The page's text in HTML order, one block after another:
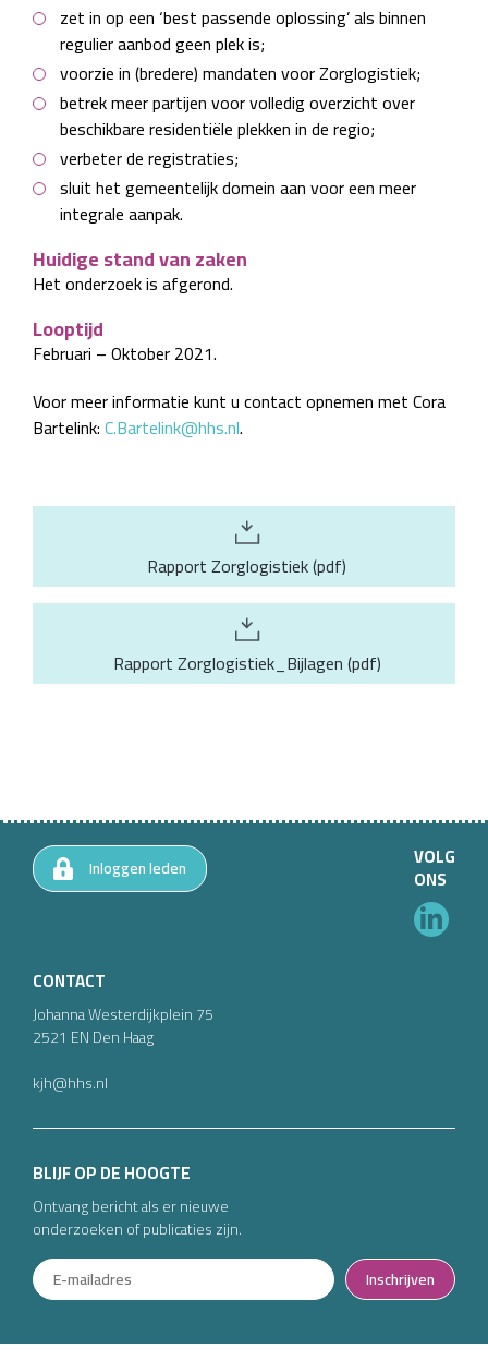
zet in op een ‘best passende oplossing’ als binnen
regulier aanbod geen plek is;
voorzie in (bredere) mandaten voor Zorglogistiek;
betrek meer partijen voor volledig overzicht over
beschikbare residentiële plekken in de regio;
verbeter de registraties;
sluit het gemeentelijk domein aan voor een meer
integrale aanpak.
Huidige stand van zaken
Het onderzoek is afgerond.
Looptijd
Februari – Oktober 2021.
Voor meer informatie kunt u contact opnemen met Cora
Bartelink:C.Bartelink@hhs.nl.
Rapport Zorglogistiek(pdf)
Rapport Zorglogistiek_Bijlagen(pdf)
CONTACT
Johanna Westerdijkplein75
2521 ENDen Haag
kjh@hhs.nl
Inloggen leden
BLIJF OP DE HOOGTE
Ontvang bericht als er nieuwe
onderzoeken of publicaties zijn.
Inschrijven
VOLG
ONS